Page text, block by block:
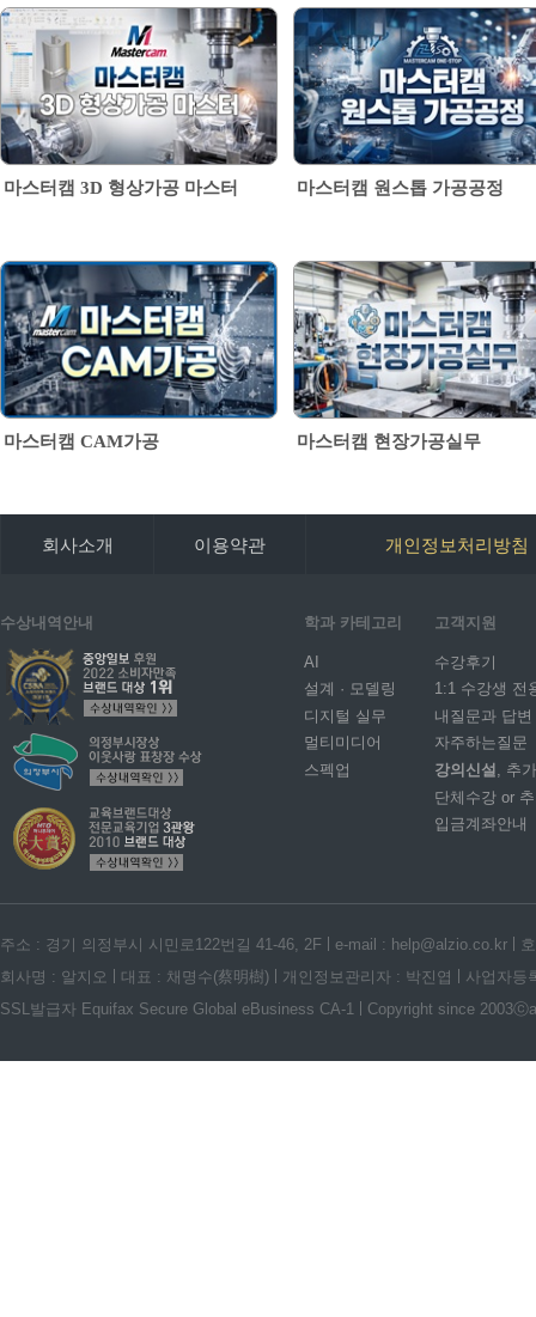
마스터캠 3D 형상가공 마스터 마스터캠 원스톱 가공공정
마스터캠 CAM가공 마스터캠 현장가공실무
회사소개 이용약관 개인정보처리방침
수상내역안내 학과 카테고리
AI
설계 · 모델링
디지털 실무
멀티미디어
스펙업
고객지원
수강후기
1:1 수강생 전
내질문과 답변
자주하는질문
강의신설 , 추
단체수강 or
입금계좌안내
주소 : 경기 의정부시 시민로122번길 41-46, 2F e-mail : help@alzio.co.kr
회사명 : 알지오
대표 : 채명수(蔡明樹) 개인정보관리자 : 박진엽
사업자등
SSL발급자 Equifax Secure Global eBusiness CA-1
Copyright since